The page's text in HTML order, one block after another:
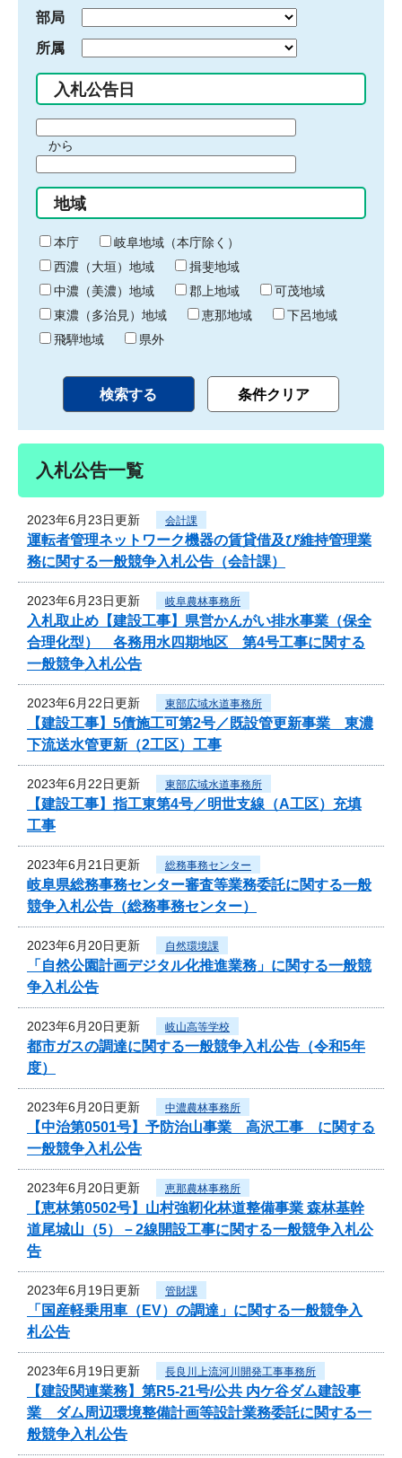
部局
所属
入札公告日
間
始
り
から
間
終
わ
り
地域
本庁
岐阜地域（本庁除く）
西濃（大垣）地域
揖斐地域
中濃（美濃）地域
郡上地域
可茂地域
東濃（多治見）地域
恵那地域
下呂地域
飛騨地域
県外
入札公告一覧
2023年6月23日更新 会計課
運転者管理ネットワーク機器の賃貸借及び維持管理業
務に関する一般競争入札公告（会計課）
2023年6月23日更新 岐阜農林事務所
入札取止め【建設工事】県営かんがい排水事業（保全
合理化型） 各務用水四期地区 第4号工事に関する
一般競争入札公告
2023年6月22日更新 東部広域水道事務所
【建設工事】5債施工可第2号／既設管更新事業 東濃
下流送水管更新（2工区）工事
2023年6月22日更新 東部広域水道事務所
【建設工事】指工東第4号／明世支線（A工区）充填
工事
2023年6月21日更新 総務事務センター
岐阜県総務事務センター審査等業務委託に関する一般
競争入札公告（総務事務センター）
2023年6月20日更新 自然環境課
「自然公園計画デジタル化推進業務」に関する一般競
争入札公告
2023年6月20日更新 岐山高等学校
都市ガスの調達に関する一般競争入札公告（令和5年
度）
2023年6月20日更新 中濃農林事務所
【中治第0501号】予防治山事業 高沢工事 に関する
一般競争入札公告
2023年6月20日更新 恵那農林事務所
【恵林第0502号】山村強靭化林道整備事業 森林基幹
道尾城山（5）－2線開設工事に関する一般競争入札公
告
2023年6月19日更新 管財課
「国産軽乗用車（EV）の調達」に関する一般競争入
札公告
2023年6月19日更新 長良川上流河川開発工事事務所
【建設関連業務】第R5-21号/公共 内ケ谷ダム建設事
業 ダム周辺環境整備計画等設計業務委託に関する一
般競争入札公告